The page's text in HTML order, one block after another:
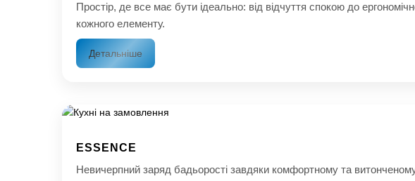
Простір, де все має бути ідеально: від відчуття спокою до
кожного елементу.
Детальніше
ESSENCE
Невичерпний заряд бадьорості завдяки комфортному та